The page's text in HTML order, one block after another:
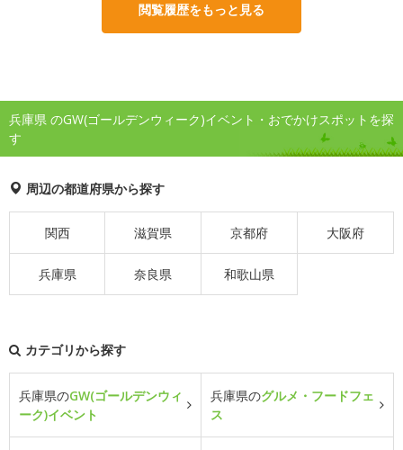
閲覧履歴をもっと見る
兵庫県 のGW(ゴールデンウィーク)イベント・おでかけスポットを探
す
周辺の都道府県から探す
関西 滋賀県 京都府 大阪府
兵庫県 奈良県 和歌山県
カテゴリから探す
兵庫県のGW(ゴールデンウィ
ーク)イベント
兵庫県のグルメ・フードフェ
ス